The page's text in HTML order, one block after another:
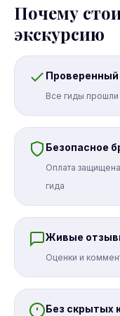
Почему
экскурсию
Проверенный
Все гиды
Безопасное
Оплата
гида
Живые
Оценки и
Без скрытых